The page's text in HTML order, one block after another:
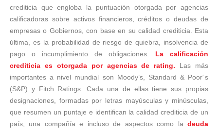
crediticia que engloba la puntuación otorgada por agencias
calificadoras sobre activos financieros, créditos o deudas de
empresas o Gobiernos, con base en su calidad crediticia. Esta
última, es la probabilidad de riesgo de quiebra, insolvencia de
pago o incumplimiento de obligaciones. La calificación
crediticia es otorgada por agencias de rating. Las más
importantes a nivel mundial son Moody’s, Standard & Poor´s
(S&P) y Fitch Ratings. Cada una de ellas tiene sus propias
designaciones, formadas por letras mayúsculas y minúsculas,
que resumen un puntaje e identifican la calidad crediticia de un
país, una compañía e incluso de aspectos como la deuda